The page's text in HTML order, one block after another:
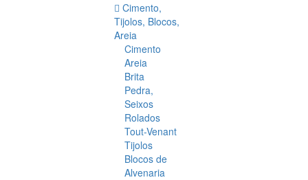
Cimento,
Tijolos, Blocos,
Areia
Cimento
Areia
Brita
Pedra,
Seixos
Rolados
Tout-Venant
Tijolos
Blocos de
Alvenaria